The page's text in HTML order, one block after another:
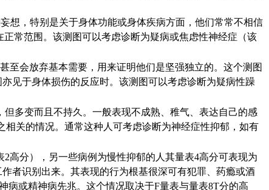
想，特别是关于身体功能或身体疾病方面，他们常常不相信
常范围。该测图可以考虑诊断为疑病或焦虑性神经症（该
至会放弃基本需要，用来证明他们是坚强独立的。这个测图
见于身体损伤的反应时。该测图可以考虑诊断为疑病性躁
多变而且不持久。一般表现不成熟、稚气、表达自己的感
关的情况。通常这种人可考虑诊断为神经症性抑郁，如有
高分），另一些病例为慢性抑郁的人其量表4高分可表现为
者识别出来。其表现的行为根基很深可有犯罪、药瘾或酒
病或精神病先兆。这个情况取决于F量表与量表8T分的高